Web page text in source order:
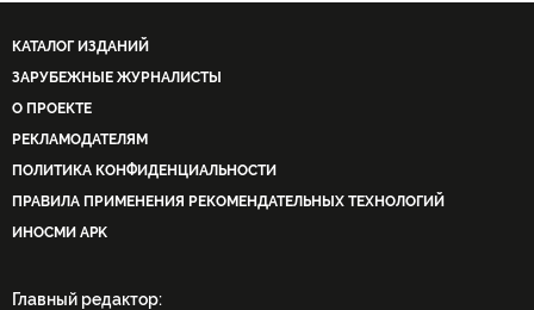
КАТАЛОГ ИЗДАНИЙ
ЗАРУБЕЖНЫЕ ЖУРНАЛИСТЫ
О ПРОЕКТЕ
РЕКЛАМОДАТЕЛЯМ
ПОЛИТИКА КОНФИДЕНЦИАЛЬНОСТИ
ПРАВИЛА ПРИМЕНЕНИЯ РЕКОМЕНДАТЕЛЬНЫХ ТЕХНОЛОГИЙ
ИНОСМИ APK
Главный редактор: